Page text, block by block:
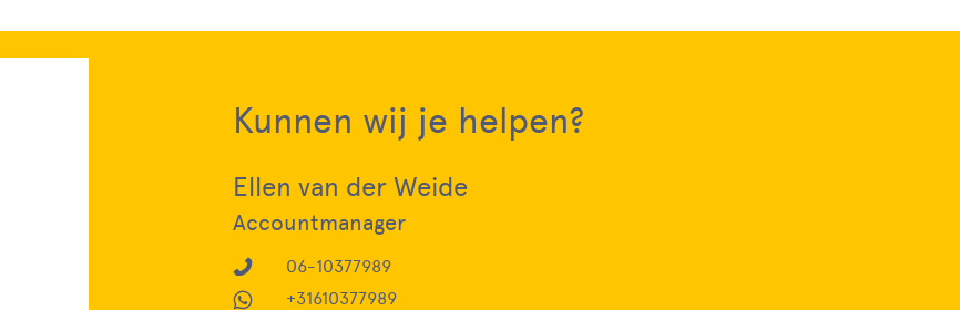
Kunnen wij je helpen?
Ellen van der Weide
Accountmanager
06-10377989
+31610377989